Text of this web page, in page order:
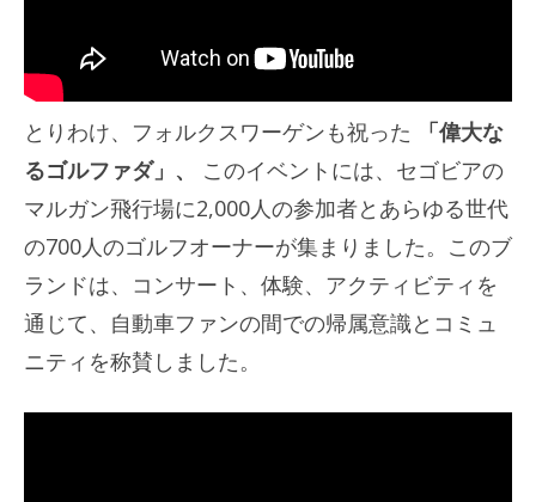
とりわけ、フォルクスワーゲンも祝った 「偉大な
るゴルファダ」、 このイベントには、セゴビアの
マルガン飛行場に2,000人の参加者とあらゆる世代
の700人のゴルフオーナーが集まりました。このブ
ランドは、コンサート、体験、アクティビティを
通じて、自動車ファンの間での帰属意識とコミュ
ニティを称賛しました。